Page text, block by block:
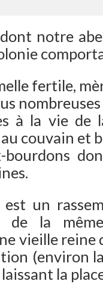
dont notre
fertile,
à la vie de
couvain et
bourdons
est un
de la
vieille reine
(environ
la